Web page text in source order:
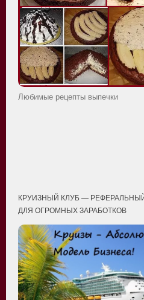
Любимые рецепты выпечки
КРУИЗНЫЙ КЛУБ —
ДЛЯ ОГРОМНЫХ ЗАРАБОТКОВ